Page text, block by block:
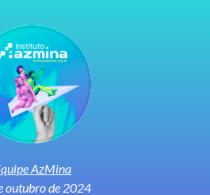
AzMina
outubro de 2024